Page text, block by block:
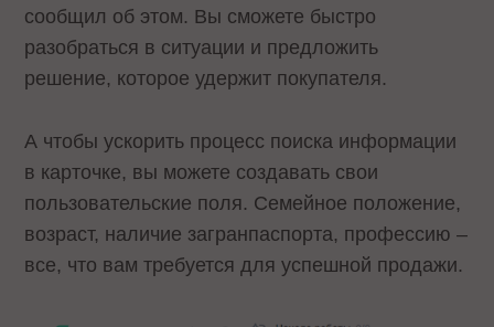
сообщил об этом. Вы сможете быстро
разобраться в ситуации и предложить
решение, которое удержит покупателя.
А чтобы ускорить процесс поиска информации
в карточке, вы можете создавать свои
пользовательские поля. Семейное положение,
возраст, наличие загранпаспорта, профессию –
все, что вам требуется для успешной продажи.